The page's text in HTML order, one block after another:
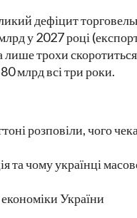
дефіцит
у 2027 році
трохи
млрд всі три роки.
розповіли, чого
та чому українці
України